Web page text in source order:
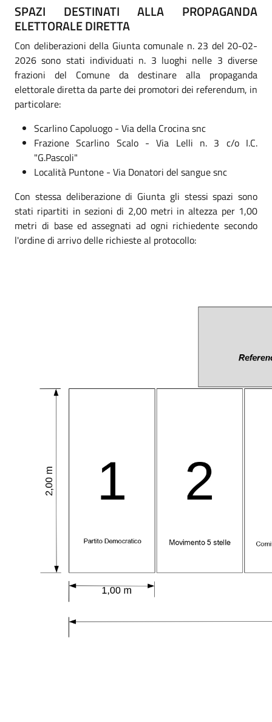
SPAZI DESTINATI ALLA PROPAGANDA
ELETTORALE DIRETTA
Con deliberazioni della Giunta comunale n. 23 del 20-02-
2026 sono stati individuati n. 3 luoghi nelle 3 diverse
frazioni del Comune da destinare alla propaganda
elettorale diretta da parte dei promotori dei referendum, in
particolare:
Scarlino Capoluogo - Via della Crocina snc
Frazione Scarlino Scalo - Via Lelli n. 3 c/o I.C.
"G.Pascoli"
Località Puntone - Via Donatori del sangue snc
Con stessa deliberazione di Giunta gli stessi spazi sono
stati ripartiti in sezioni di 2,00 metri in altezza per 1,00
metri di base ed assegnati ad ogni richiedente secondo
l'ordine di arrivo delle richieste al protocollo: